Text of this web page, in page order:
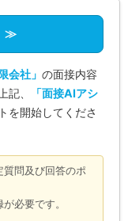
≫
会社」 の面接内容
記、
「面接AIアシ
を開始してくださ
問及び回答のポ
必要です。